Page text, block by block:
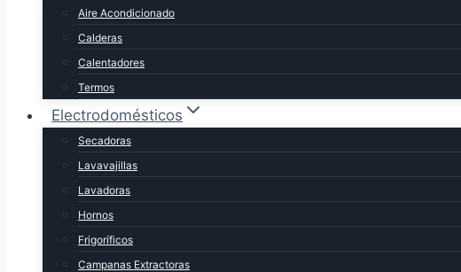
Aire Acondicionado
Calderas
Calentadores
Termos
Electrodomésticos
Secadoras
Lavavajillas
Lavadoras
Hornos
Frigoríficos
Campanas Extractoras